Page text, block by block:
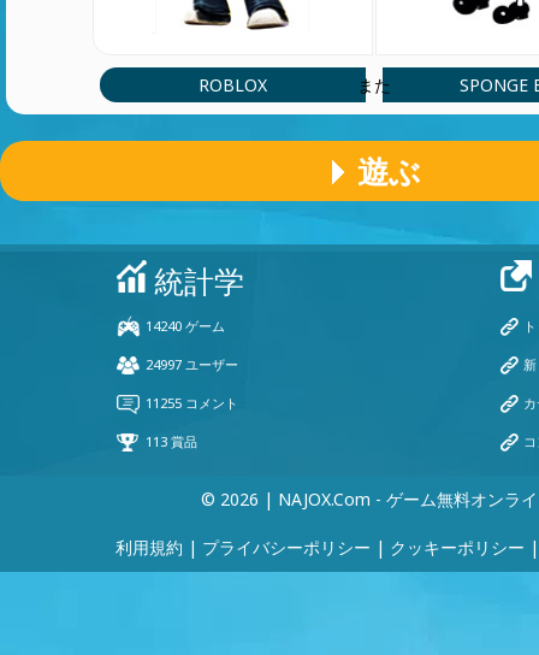
ROBLOX また SPONGE
遊ぶ
© 2026 | NAJOX.com - ゲーム無料オンラ
利用規約 | プライバシーポリシー | クッキーポリシー